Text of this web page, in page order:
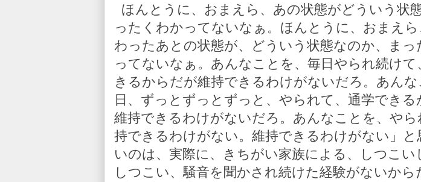
ほんとうに、おまえら、あの状態がどういう状
ったくわかってないなぁ。ほんとうに、おまえら
わったあとの状態が、どういう状態なのか、まっ
ってないなぁ。あんなことを、毎日やられ続けて
きるからだが維持できるわけがないだろ。あん
日、ずっとずっとずっと、やられて、通学できる
維持できるわけがないだろ。あんなことを、やら
持できるわけがない。維持できるわけがない」と
いのは、実際に、きちがい家族による、しつこい
しつこい、騒音を聞かされ続けた経験がないから